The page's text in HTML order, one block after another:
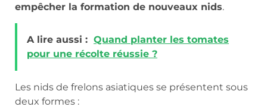
empêcher la formation de nouveaux nids.
A lire aussi : Quand planter les tomates
pour une récolte réussie ?
Les nids de frelons asiatiques se présentent sous
deux formes :